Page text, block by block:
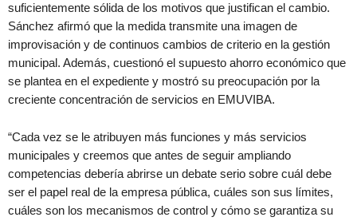
suficientemente sólida de los motivos que justifican el cambio.
Sánchez afirmó que la medida transmite una imagen de
improvisación y de continuos cambios de criterio en la gestión
municipal. Además, cuestionó el supuesto ahorro económico que
se plantea en el expediente y mostró su preocupación por la
creciente concentración de servicios en EMUVIBA.
“Cada vez se le atribuyen más funciones y más servicios
municipales y creemos que antes de seguir ampliando
competencias debería abrirse un debate serio sobre cuál debe
ser el papel real de la empresa pública, cuáles son sus límites,
cuáles son los mecanismos de control y cómo se garantiza su